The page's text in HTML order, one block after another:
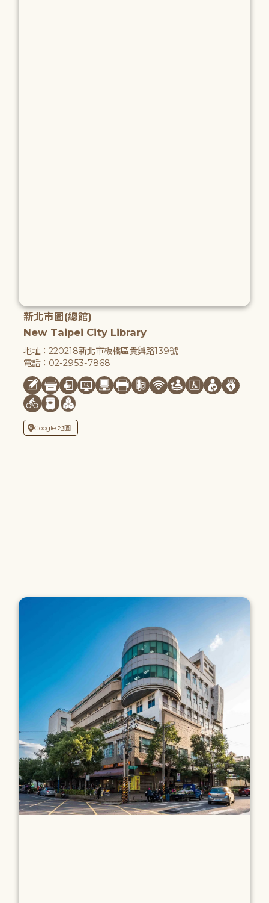
新北市圖(總館)
New Taipei City Library
地址：220218新北市板橋區貴興路139號
電話：02-2953-7868
Google 地圖